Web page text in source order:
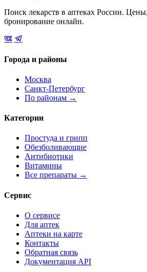
Поиск лекарств в аптеках России.
бронирование онлайн.
Города и районы
Москва
Санкт-Петербург
По районам →
Категории
Простуда и грипп
Обезболивающие
Антибиотики
Витамины
Все препараты →
Сервис
О сервисе
Для аптек
Аптеки на карте
Контакты
Обратная связь
Документация API